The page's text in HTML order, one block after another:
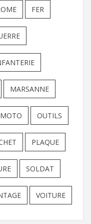
FER
MARSANNE
MOTO OUTILS
PLAQUE
SOLDAT
VOITURE